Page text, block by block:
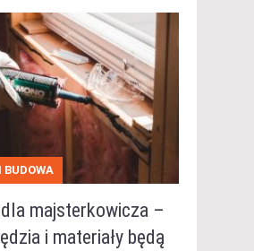
BUDOWA
majsterkowicza –
i materiały będą